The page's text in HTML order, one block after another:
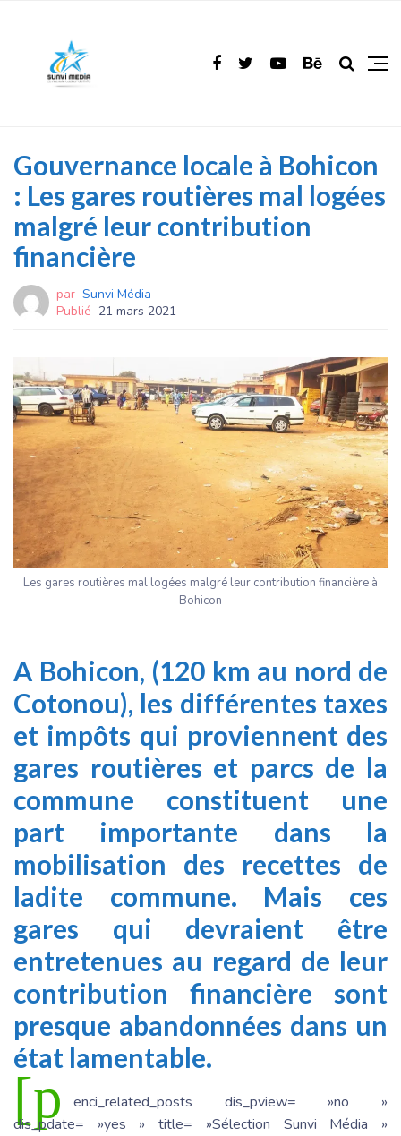
Gouvernance locale à Bohicon
: Les gares routières mal logées
malgré leur contribution
financière
par Sunvi Média
Publié 21 mars 2021
Les gares routières mal logées malgré leur contribution financière à
Bohicon
A Bohicon, (120 km au nord de
Cotonou), les différentes taxes
et impôts qui proviennent des
gares routières et parcs de la
commune constituent une
part importante dans la
mobilisation des recettes de
ladite commune. Mais ces
gares qui devraient être
entretenues au regard de leur
contribution financière sont
presque abandonnées dans un
état lamentable.
[p
enci_related_posts dis_pview= »no »
dis_pdate= »yes » title= »Sélection Sunvi Média »